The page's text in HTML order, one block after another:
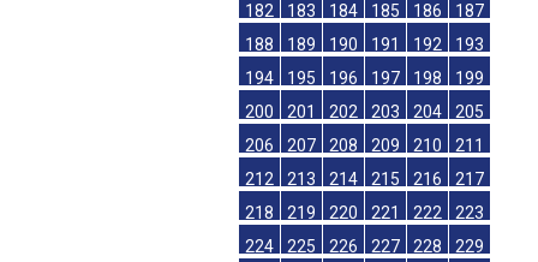
182
183 184 185 186
187
188
189 190 191 192
193
194
195 196 197 198
199
200
201 202 203 204
205
206
207 208 209 210
211
212
213 214 215 216
217
218
219 220 221 222
223
224
225 226 227 228
229